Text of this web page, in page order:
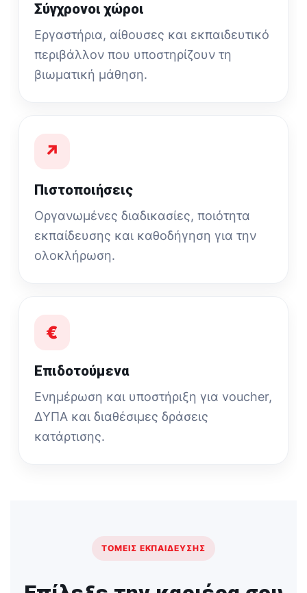
Σύγχρονοι χώροι
Εργαστήρια, αίθουσες και εκπαιδευτικό
περιβάλλον που υποστηρίζουν τη
βιωματική μάθηση.
↗
Πιστοποιήσεις
Οργανωμένες διαδικασίες, ποιότητα
εκπαίδευσης και καθοδήγηση για την
ολοκλήρωση.
€
Επιδοτούμενα
Ενημέρωση και υποστήριξη για voucher,
ΔΥΠΑ και διαθέσιμες δράσεις
κατάρτισης.
ΤΟΜΕΊΣ ΕΚΠΑΊΔΕΥΣΗΣ